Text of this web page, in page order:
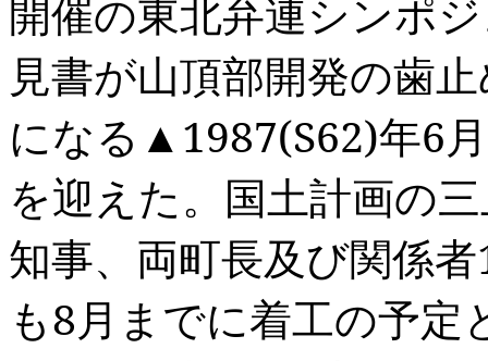
開催の東北弁連シンポ
見書が山頂部開発の歯
になる▲1987(S62)年6月
を迎えた。国土計画の
知事、両町長及び関係者
も8月までに着工の予定